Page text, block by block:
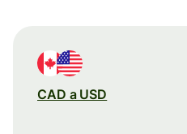
CAD a USD